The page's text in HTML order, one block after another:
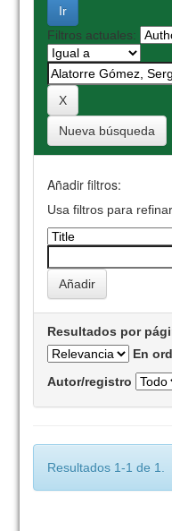
Filtros actuales:
Nueva búsqueda
Añadir filtros:
Usa filtros para
Resultados por
En
Autor/registro
Resultados 1-1 de 1.